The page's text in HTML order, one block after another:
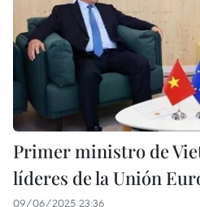
Primer ministro de
líderes de la Unión
09/06/2025 23:36